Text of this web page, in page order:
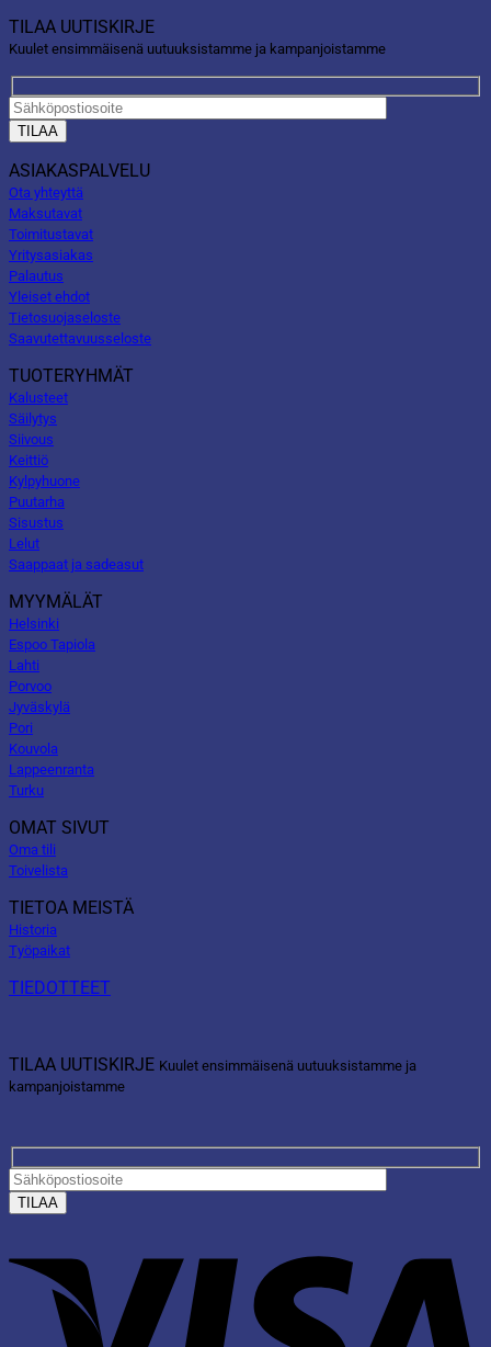
TILAA UUTISKIRJE
Kuulet ensimmäisenä uutuuksistamme ja kampanjoistamme
ASIAKASPALVELU
Ota yhteyttä
Maksutavat
Toimitustavat
Yritysasiakas
Palautus
Yleiset ehdot
Tietosuojaseloste
Saavutettavuusseloste
TUOTERYHMÄT
Kalusteet
Säilytys
Siivous
Keittiö
Kylpyhuone
Puutarha
Sisustus
Lelut
Saappaat ja sadeasut
MYYMÄLÄT
Helsinki
Espoo Tapiola
Lahti
Porvoo
Jyväskylä
Pori
Kouvola
Lappeenranta
Turku
OMAT SIVUT
Oma tili
Toivelista
TIETOA MEISTÄ
Historia
Työpaikat
TIEDOTTEET
TILAA UUTISKIRJE Kuulet ensimmäisenä uutuuksistamme ja
kampanjoistamme